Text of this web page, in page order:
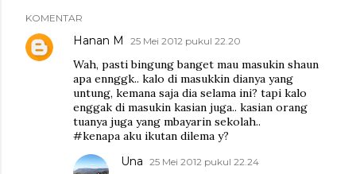
KOMENTAR
Hanan M 25 Mei 2012 pukul 22.20
Wah, pasti bingung banget mau masukin shaun
apa ennggk.. kalo di masukkin dianya yang
untung, kemana saja dia selama ini? tapi kalo
enggak di masukin kasian juga.. kasian orang
tuanya juga yang mbayarin sekolah..
#kenapa aku ikutan dilema y?
Una 25 Mei 2012 pukul 22.24